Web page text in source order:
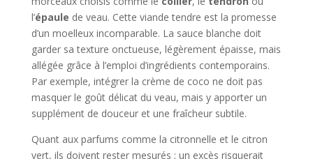
l’épaule de veau. Cette viande tendre est la promesse
d’un moelleux incomparable. La sauce blanche doit
garder sa texture onctueuse, légèrement épaisse, mais
allégée grâce à l’emploi d’ingrédients contemporains.
Par exemple, intégrer la crème de coco ne doit pas
masquer le goût délicat du veau, mais y apporter un
supplément de douceur et une fraîcheur subtile.
Quant aux parfums comme la citronnelle et le citron
vert, ils doivent rester mesurés ; un excès risquerait